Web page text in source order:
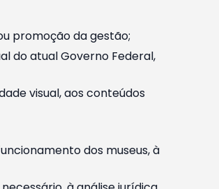
promoção da gestão;
do atual Governo Federal,
visual, aos conteúdos
dos museus, à